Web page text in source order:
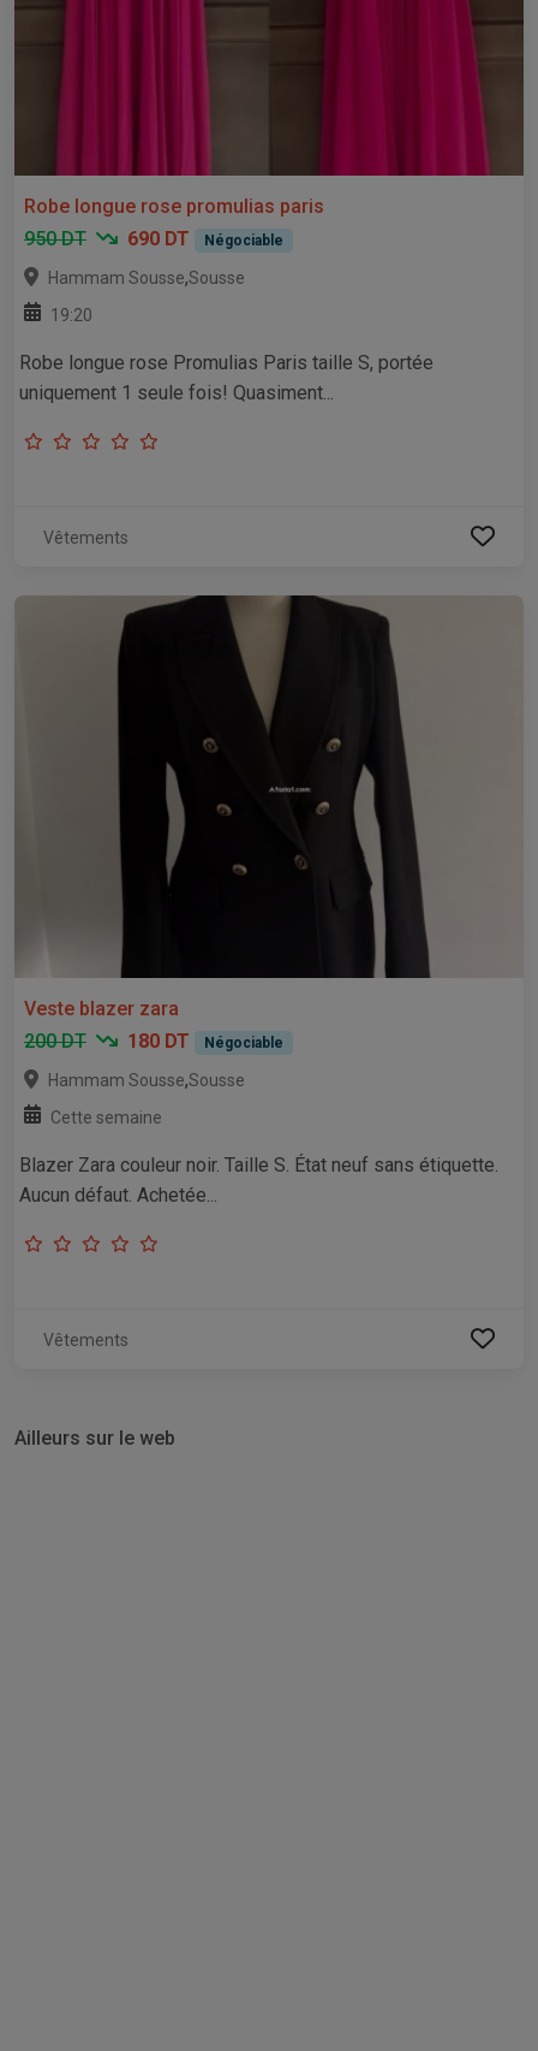
Robe longue rose promulias paris
950 DT
690 DT Négociable
Hammam Sousse,Sousse
19:20
Robe longue rose Promulias Paris taille S, portée
uniquement 1 seule fois! Quasiment...
Vêtements
Veste blazer zara
200 DT
180 DT Négociable
Hammam Sousse,Sousse
Cette semaine
Blazer Zara couleur noir. Taille S. État neuf sans étiquette.
Aucun défaut. Achetée...
Vêtements
Ailleurs sur le web